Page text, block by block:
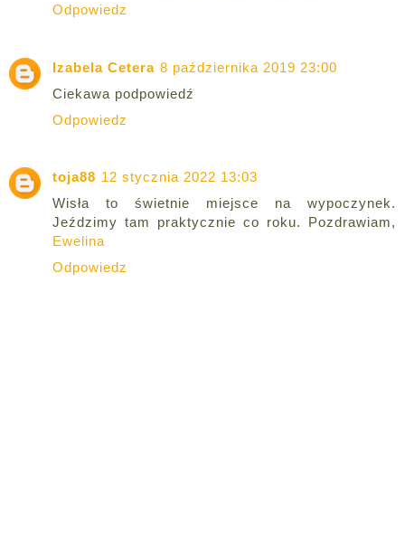
Odpowiedz
Izabela Cetera 8 października 2019 23:00
Ciekawa podpowiedź
Odpowiedz
toja88 12 stycznia 2022 13:03
Wisła to świetnie miejsce na wypoczynek.
Jeździmy tam praktycznie co roku. Pozdrawiam,
Ewelina
Odpowiedz